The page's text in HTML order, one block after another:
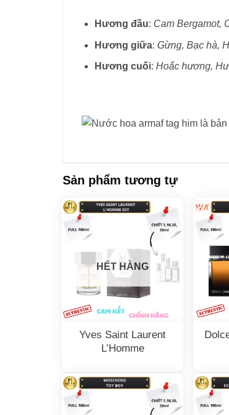
Hương đầu: Cam Bergamot,
Hương giữa: Gừng, Bạc hà,
Hương cuối: Hoắc hương,
Sản phẩm tương tự
HẾT HÀNG
Yves Saint Laurent
L’Homme